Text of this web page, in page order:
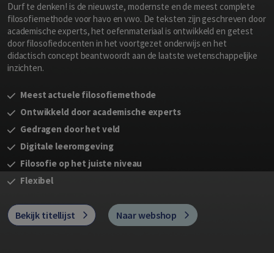
Durf te denken! is de nieuwste, modernste en de meest complete
filosofiemethode voor havo en vwo. De teksten zijn geschreven door
academische experts, het oefenmateriaal is ontwikkeld en getest
door filosofiedocenten in het voortgezet onderwijs en het
didactisch concept beantwoordt aan de laatste wetenschappelijke
inzichten.
Meest actuele filosofiemethode
Ontwikkeld door academische experts
Gedragen door het veld
Digitale leeromgeving
Filosofie op het juiste niveau
Flexibel
Bekijk titellijst Naar webshop